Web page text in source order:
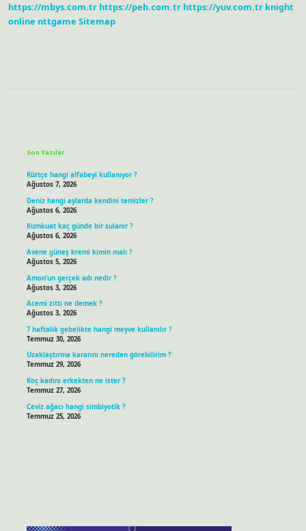
https://mbys.com.tr https://peh.com.tr https://yuv.com.tr knight
online nttgame Sitemap
Son Yazılar
Kürtçe hangi alfabeyi kullanıyor ?
Ağustos 7, 2026
Deniz hangi aylarda kendini temizler ?
Ağustos 6, 2026
Kumkuat kaç günde bir sulanır ?
Ağustos 6, 2026
Avene güneş kremi kimin malı ?
Ağustos 5, 2026
Amon’un gerçek adı nedir ?
Ağustos 3, 2026
Acemi zıttı ne demek ?
Ağustos 3, 2026
7 haftalık gebelikte hangi meyve kullanılır ?
Temmuz 30, 2026
Uzaklaştırma kararını nereden görebilirim ?
Temmuz 29, 2026
Koç kadını erkekten ne ister ?
Temmuz 27, 2026
Ceviz ağacı hangi simbiyotik ?
Temmuz 25, 2026